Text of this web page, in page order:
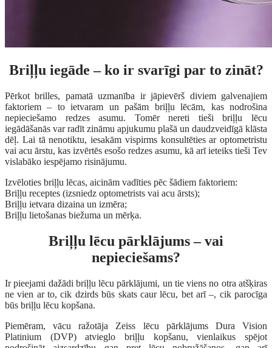
Briļļu iegāde – ko ir svarīgi par to zināt?
Pērkot brilles, pamatā uzmanība ir jāpievērš diviem galvenajiem
faktoriem – to ietvaram un pašām briļļu lēcām, kas nodrošina
nepieciešamo redzes asumu. Tomēr nereti tieši briļļu lēcu
iegādāšanās var radīt zināmu apjukumu plašā un daudzveidīgā klāsta
dēļ. Lai tā nenotiktu, iesakām vispirms konsultēties ar optometristu
vai acu ārstu, kas izvērtēs esošo redzes asumu, kā arī ieteiks tieši Tev
vislabāko iespējamo risinājumu.
Izvēloties briļļu lēcas, aicinām vadīties pēc šādiem faktoriem:
Briļļu receptes (izsniedz optometrists vai acu ārsts);
Briļļu ietvara dizaina un izmēra;
Briļļu lietošanas biežuma un mērķa.
Briļļu lēcu pārklājums – vai
nepieciešams?
Ir pieejami dažādi briļļu lēcu pārklājumi, un tie viens no otra atšķiras
ne vien ar to, cik dzirds būs skats caur lēcu, bet arī –, cik parocīga
būs briļļu lēcu kopšana.
Piemēram, vācu ražotāja Zeiss lēcu pārklājums Dura Vision
Platinium (DVP) atvieglo briļļu kopšanu, vienlaikus spējot